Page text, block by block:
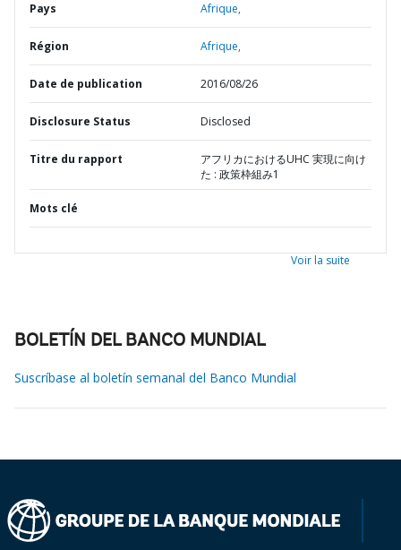
Pays Afrique,
Région Afrique,
Date de publication 2016/08/26
Disclosure Status Disclosed
Titre du rapport
アフリカにおけるUHC 実現に向け
た : 政策枠組み1
Mots clé
Voir la suite
BOLETÍN DEL BANCO MUNDIAL
Suscríbase al boletín semanal del Banco Mundial